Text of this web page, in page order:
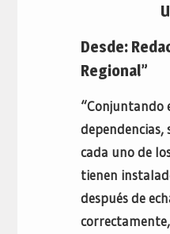
Desde:
Regional”
“Conjuntando
cada uno de
tienen
después de